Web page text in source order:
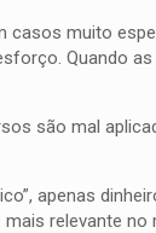
muito
Quando
são mal
apenas
relevante